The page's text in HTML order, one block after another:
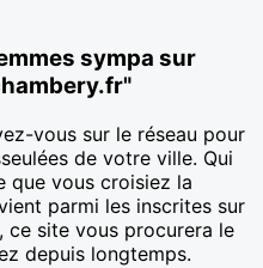
sympa sur
vous sur le réseau pour
de votre ville. Qui
que vous croisiez la
parmi les inscrites sur
ce site vous procurera le
depuis longtemps.